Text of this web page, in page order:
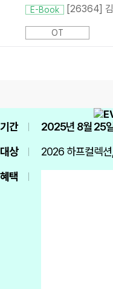
E-Book
OT
간
2025년 8월 25
상
2026 하프컬렉
택